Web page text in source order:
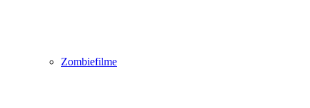
Zombiefilme